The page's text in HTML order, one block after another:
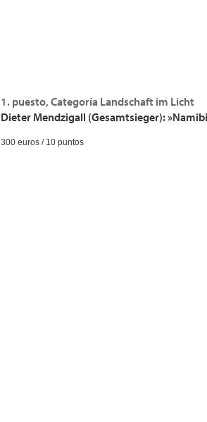
1. puesto, Categoría Landschaft im Licht
Dieter Mendzigall (Gesamtsieger):
300 euros / 10 puntos